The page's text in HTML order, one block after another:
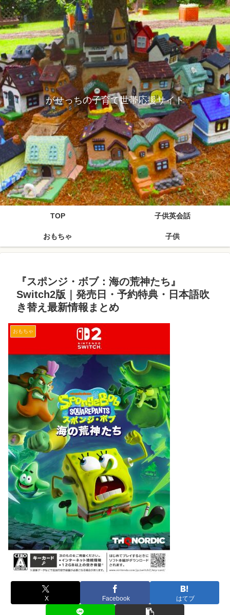
がせっちの子育て世帯応援サイト
TOP 子供英会話
おもちゃ 子供
『スポンジ・ボブ：海の荒神たち』
Switch2版｜発売日・予約特典・日本語吹
き替え最新情報まとめ
おもちゃ
X Facebook はてブ